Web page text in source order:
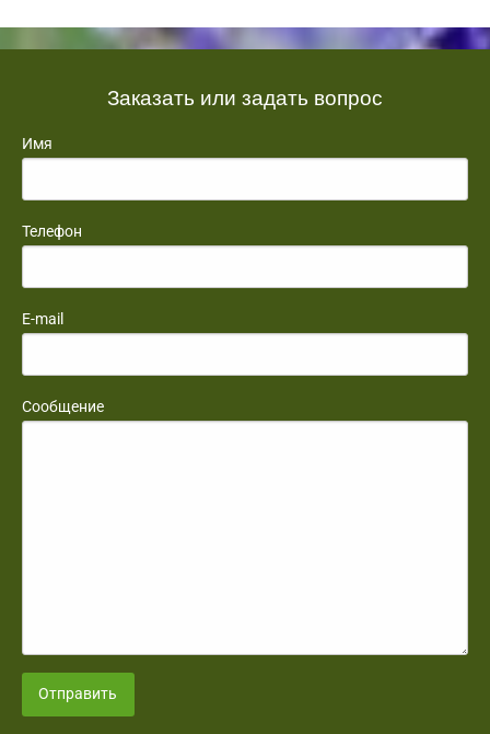
Заказать или задать вопрос
Имя
Телефон
E-mail
Сообщение
Отправить